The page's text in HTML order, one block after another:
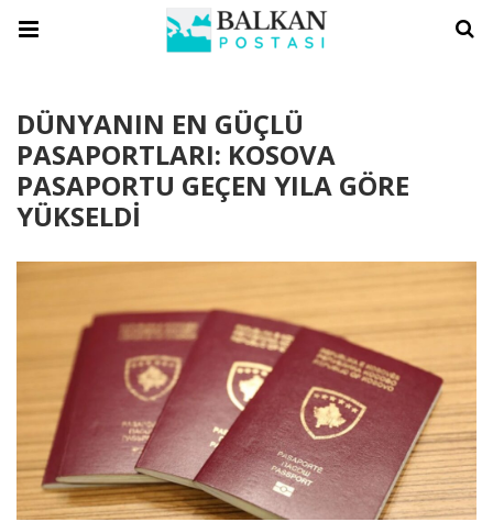
DÜNYANIN EN GÜÇLÜ
PASAPORTLARI: KOSOVA
PASAPORTU GEÇEN YILA GÖRE
YÜKSELDİ